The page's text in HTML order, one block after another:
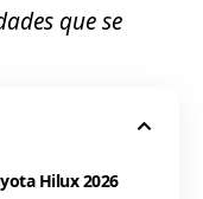
que se
Hilux 2026